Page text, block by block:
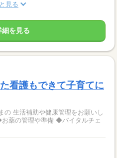
見る
細を見る
看護もできて子育てに
の 生活補助や健康管理をお願いし